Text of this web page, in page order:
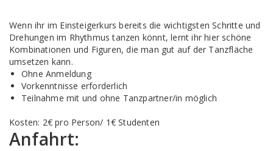
Wenn ihr im Einsteigerkurs bereits die wichtigsten Schritte und
Drehungen im Rhythmus tanzen könnt, lernt ihr hier schöne
Kombinationen und Figuren, die man gut auf der Tanzfläche
umsetzen kann.
Ohne Anmeldung
Vorkenntnisse erforderlich
Teilnahme mit und ohne Tanzpartner/in möglich
Kosten: 2€ pro Person/ 1€ Studenten
Anfahrt: